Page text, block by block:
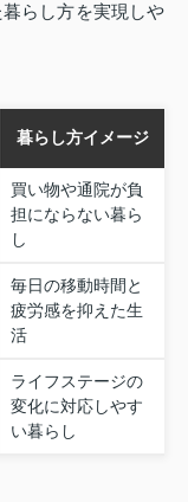
らし方を実現しや
暮らし方イメージ
買い物や通院が負
担にならない暮ら
し
毎日の移動時間と
疲労感を抑えた生
活
ライフステージの
変化に対応しやす
い暮らし